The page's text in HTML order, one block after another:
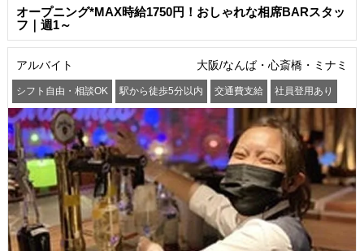
オープニング*MAX時給1750円！おしゃれな相席BARスタッ
フ｜週1～
アルバイト 大阪/なんば・心斎橋・ミナミ
シフト自由・相談OK 駅から徒歩5分以内 交通費支給 社員登用あり